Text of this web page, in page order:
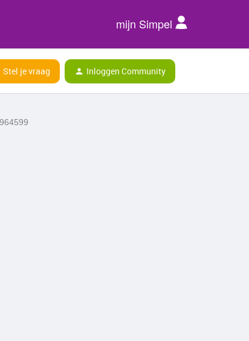
mijn Simpel
Stel je vraag Inloggen Community